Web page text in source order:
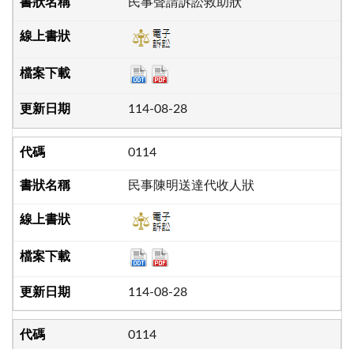
民事聲請訴訟救助狀
114-08-28
0114
民事陳明送達代收人狀
114-08-28
0114